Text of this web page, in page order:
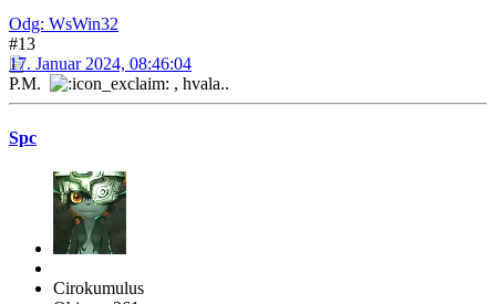
Odg: WsWin32
#13
17. Januar 2024, 08:46:04
P.M.
, hvala..
Spc
Cirokumulus